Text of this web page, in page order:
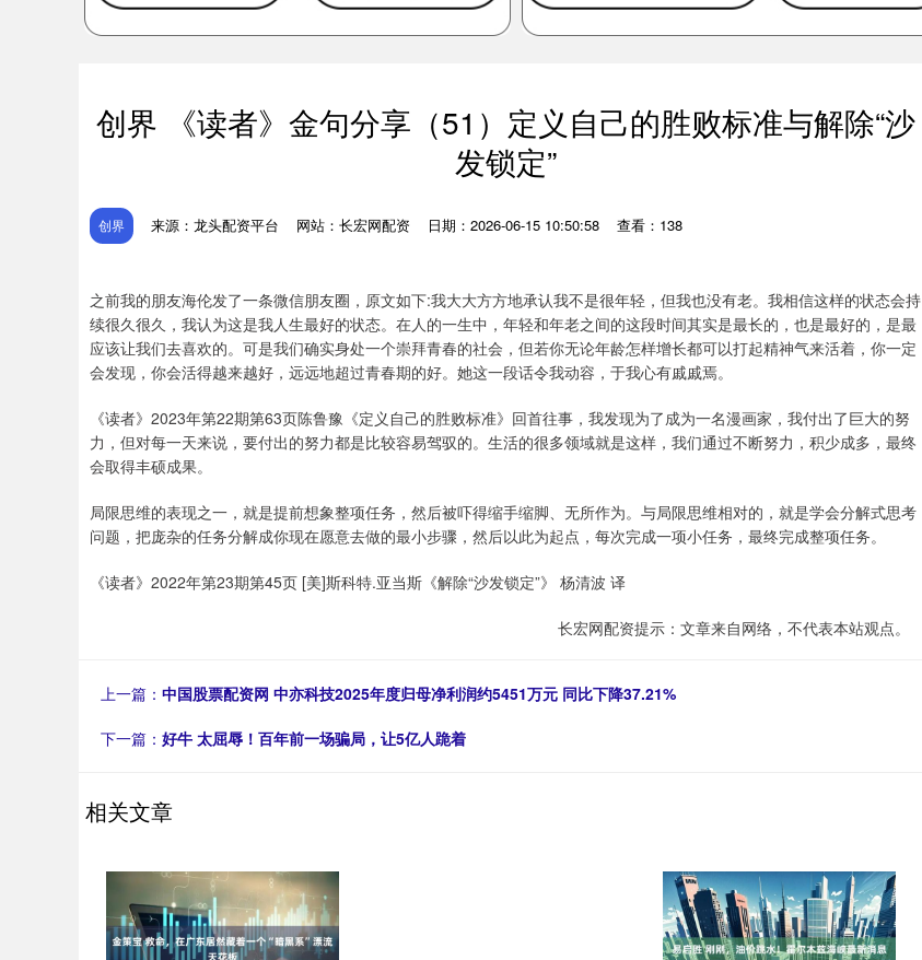
创界 《读者》金句分享（51）定义自己的胜败标准与解除“沙
发锁定”
创界 来源：龙头配资平台 网站：长宏网配资 日期：2026-06-15 10:50:58 查看：138
之前我的朋友海伦发了一条微信朋友圈，原文如下:我大大方方地承认我不是很年轻，但我也没有老。我相信这样的状态会持
续很久很久，我认为这是我人生最好的状态。在人的一生中，年轻和年老之间的这段时间其实是最长的，也是最好的，是最
应该让我们去喜欢的。可是我们确实身处一个崇拜青春的社会，但若你无论年龄怎样增长都可以打起精神气来活着，你一定
会发现，你会活得越来越好，远远地超过青春期的好。她这一段话令我动容，于我心有戚戚焉。
《读者》2023年第22期第63页陈鲁豫《定义自己的胜败标准》回首往事，我发现为了成为一名漫画家，我付出了巨大的努
力，但对每一天来说，要付出的努力都是比较容易驾驭的。生活的很多领域就是这样，我们通过不断努力，积少成多，最终
会取得丰硕成果。
局限思维的表现之一，就是提前想象整项任务，然后被吓得缩手缩脚、无所作为。与局限思维相对的，就是学会分解式思考
问题，把庞杂的任务分解成你现在愿意去做的最小步骤，然后以此为起点，每次完成一项小任务，最终完成整项任务。
《读者》2022年第23期第45页 [美]斯科特.亚当斯《解除“沙发锁定”》 杨清波 译
长宏网配资提示：文章来自网络，不代表本站观点。
上一篇： 中国股票配资网 中亦科技2025年度归母净利润约5451万元 同比下降37.21%
下一篇： 好牛 太屈辱！百年前一场骗局，让5亿人跪着
相关文章